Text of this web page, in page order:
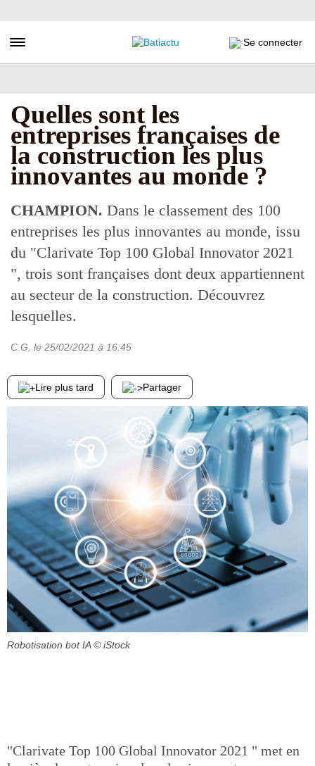
au
principal
Toggle navigation Se connecter
Quelles sont les
entreprises françaises de
la construction les plus
innovantes au monde ?
CHAMPION. Dans le classement des 100
entreprises les plus innovantes au monde, issu
du "Clarivate Top 100 Global Innovator 2021
", trois sont françaises dont deux appartiennent
au secteur de la construction. Découvrez
lesquelles.
C.G , le 25/02/2021 à 16:45
Lire plus tard Partager
Robotisation bot IA © iStock
"Clarivate Top 100 Global Innovator 2021 " met en